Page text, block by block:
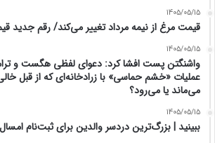
1405/05/15
قیمت مرغ از نیمه مرداد تغییر می‌کند/ رقم جدید
1405/05/15
واشنگتن پست افشا کرد: دعوای لفظی هگست و
عملیات «خشم حماسی» با زرادخانه‌ای که از قبل
می‌ماند یا می‌رود؟
1405/05/15
ببینید | بزرگ‌ترین دردسر والدین برای ثبت‌نام